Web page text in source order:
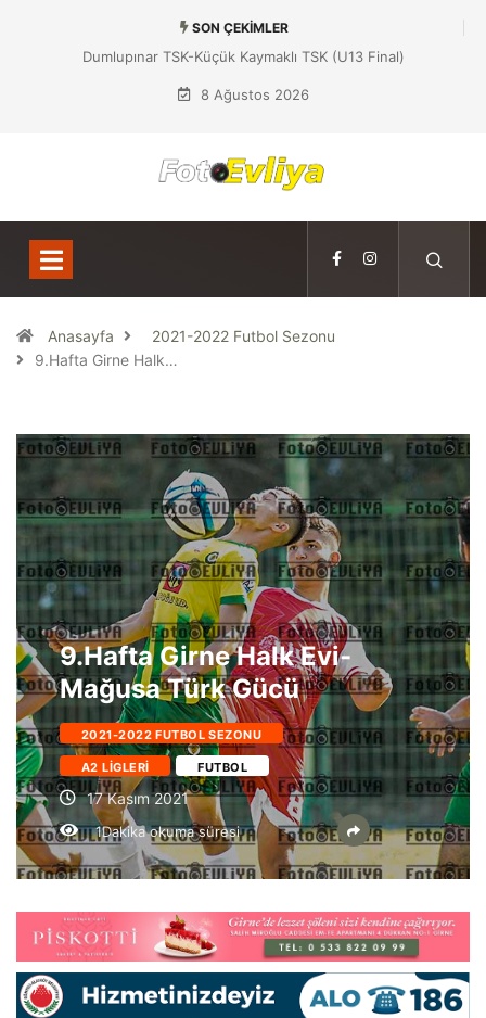
SON ÇEKIMLER
Dumlupınar TSK-Küçük Kaymaklı TSK (U13 Final)
8 Ağustos 2026
Anasayfa
2021-2022 Futbol Sezonu
9.Hafta Girne Halk…
9.Hafta Girne Halk Evi-
Mağusa Türk Gücü
2021-2022 FUTBOL SEZONU
A2 LIGLERI FUTBOL
17 Kasım 2021
1Dakika okuma süresi